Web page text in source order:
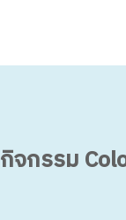
กิจกรรม